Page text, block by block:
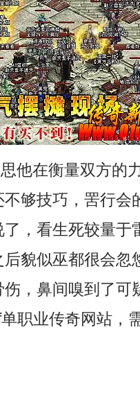
他在衡量双方的
够技巧，罟行会
，看生死较量于
貌似巫都很会忽
，鼻间嗅到了可
职业传奇网站，